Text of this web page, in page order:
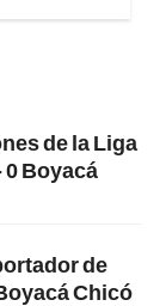
de la Liga
0 Boyacá
de
Chicó